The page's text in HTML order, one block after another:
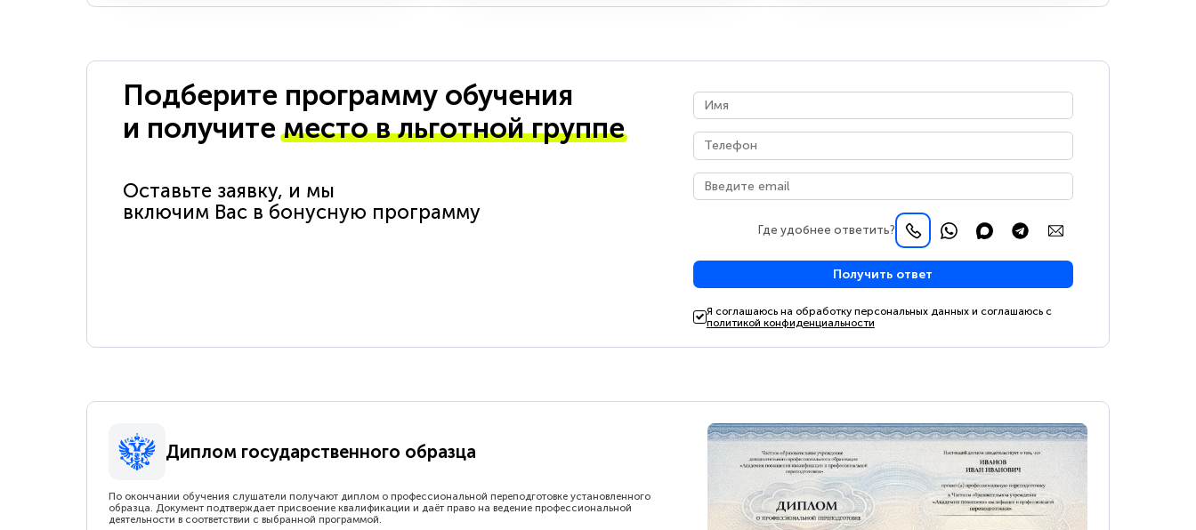
Подберите программу обучения
и получитеместо в льготной группе
Оставьте заявку, и мы
включим Вас в бонусную программу
Где удобнее ответить?
Получить ответ
Я соглашаюсь на обработку персональных данных и соглашаюсь с
политикой конфиденциальности
Диплом государственного образца
По окончании обучения слушатели получают диплом о профессиональной переподготовке установленного
образца. Документ подтверждает присвоение квалификации и даёт право на ведение профессиональной
деятельности в соответствии с выбранной программой.